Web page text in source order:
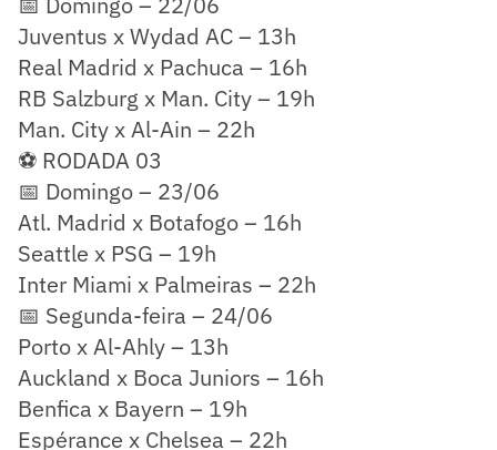
Juventus x Wydad AC – 13h
Real Madrid x Pachuca – 16h
RB Salzburg x Man. City – 19h
Man. City x Al-Ain – 22h
⚽ RODADA 03
📅 Domingo – 23/06
Atl. Madrid x Botafogo – 16h
Seattle x PSG – 19h
Inter Miami x Palmeiras – 22h
📅 Segunda-feira – 24/06
Porto x Al-Ahly – 13h
Auckland x Boca Juniors – 16h
Benfica x Bayern – 19h
Espérance x Chelsea – 22h